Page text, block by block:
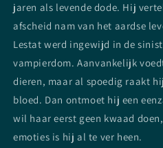
jaren als levende dode. Hij
afscheid nam van het aardse
Lestat werd ingewijd in de
vampierdom. Aanvankelijk
dieren, maar al spoedig raakt
bloed. Dan ontmoet hij een
wil haar eerst geen kwaad
emoties is hij al te ver heen.